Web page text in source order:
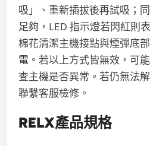
吸」、重新插拔後再試吸；
足夠，LED 指示燈若閃紅則
棉花清潔主機接點與煙彈底
電。若以上方式皆無效，可
查主機是否異常。若仍無法
聯繫客服檢修。
RELX產品規格